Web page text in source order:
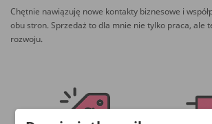
Chętnie nawiązuję nowe kontakty biznesowe i
obu stron. Sprzedaż to dla mnie nie tylko praca, ale
rozwoju.